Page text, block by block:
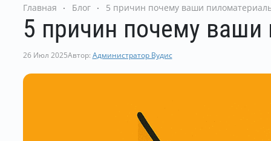
Главная Блог 5 причин почему ваши
5 причин почему ваши
26 Июл 2025Автор: Администратор Вудис